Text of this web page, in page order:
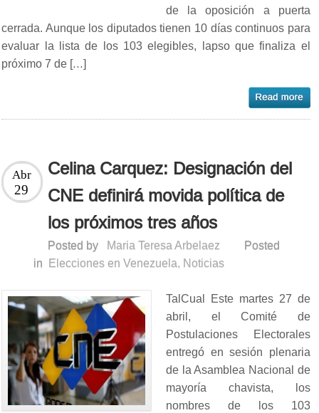
de la oposición a puerta
cerrada. Aunque los diputados tienen 10 días continuos para
evaluar la lista de los 103 elegibles, lapso que finaliza el
próximo 7 de […]
Celina Carquez: Designación del
CNE definirá movida política de
los próximos tres años
Abr
29
Posted by Maria Teresa Arbelaez
Posted
in
Elecciones en Venezuela, Noticias
TalCual Este martes 27 de
abril, el Comité de
Postulaciones Electorales
entregó en sesión plenaria
de la Asamblea Nacional de
mayoría chavista, los
nombres de los 103